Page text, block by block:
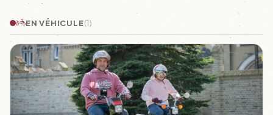
EN VÉHICULE(1)